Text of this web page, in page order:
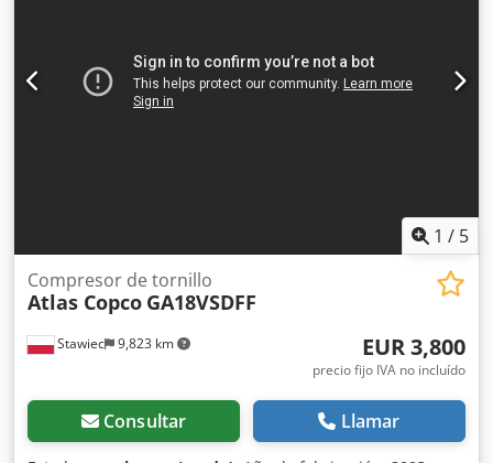
1 / 5
Stawiec 9,823 km
Compresor de tornillo
Atlas Copco GA18VSDFF
EUR 3,800
precio fijo IVA no incluído
Consultar Llamar